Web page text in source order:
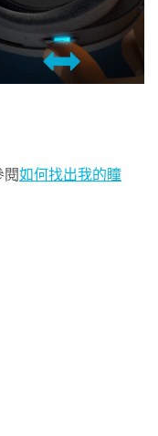
閱如何找出我的瞳